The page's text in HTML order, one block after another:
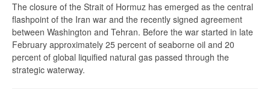
The closure of the Strait of Hormuz has emerged as the central
flashpoint of the Iran war and the recently signed agreement
between Washington and Tehran. Before the war started in late
February approximately 25 percent of seaborne oil and 20
percent of global liquified natural gas passed through the
strategic waterway.